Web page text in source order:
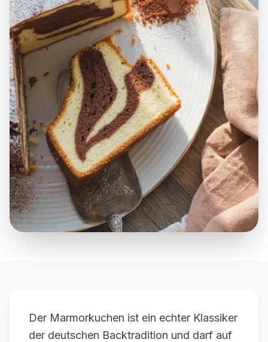
Der Marmorkuchen ist ein echter Klassiker
der deutschen Backtradition und darf auf